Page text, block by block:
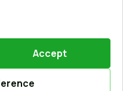
byVitrager.com.
?
Accept